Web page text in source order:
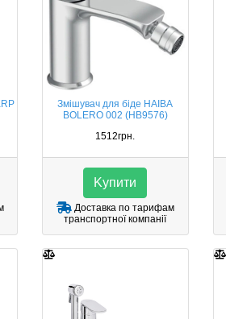
Змішувач для біде HAIBA
BOLERO 002 (HB9576)
1512грн.
Kупити
Доставка по тарифам
транспортної компанії